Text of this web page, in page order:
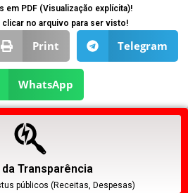
em PDF (Visualização explícita)!
no arquivo para ser visto!
Print Telegram
WhatsApp
da Transparência
públicos (Receitas, Despesas)